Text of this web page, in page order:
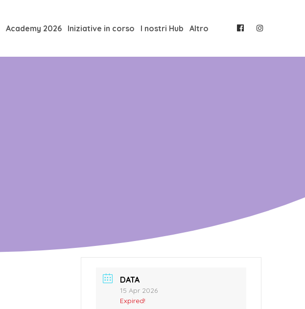
Academy 2026 Iniziative in corso I nostri Hub Altro
DATA
15 Apr 2026
Expired!